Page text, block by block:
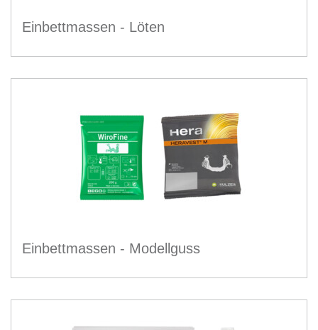
Einbettmassen - Löten
Einbettmassen - Modellguss